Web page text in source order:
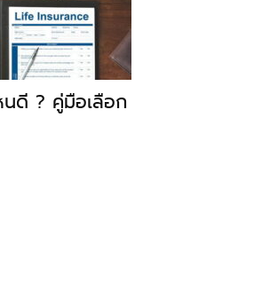
ดี ? คู่มือเลือก